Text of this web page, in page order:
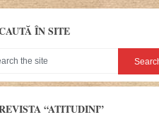
ÎN SITE
“ATITUDINI”